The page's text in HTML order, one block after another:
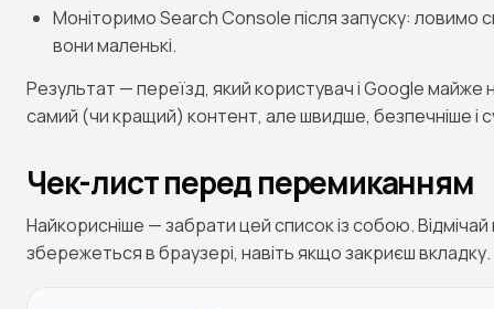
Моніторимо Search Console після запуску: ловимо
вони маленькі.
Результат — переїзд, який користувач і Google
самий (чи кращий) контент, але швидше, безпечніше і
Чек-лист перед перемиканням
Найкорисніше — забрати цей список із собою.
збережеться в браузері, навіть якщо закриєш вкладку.